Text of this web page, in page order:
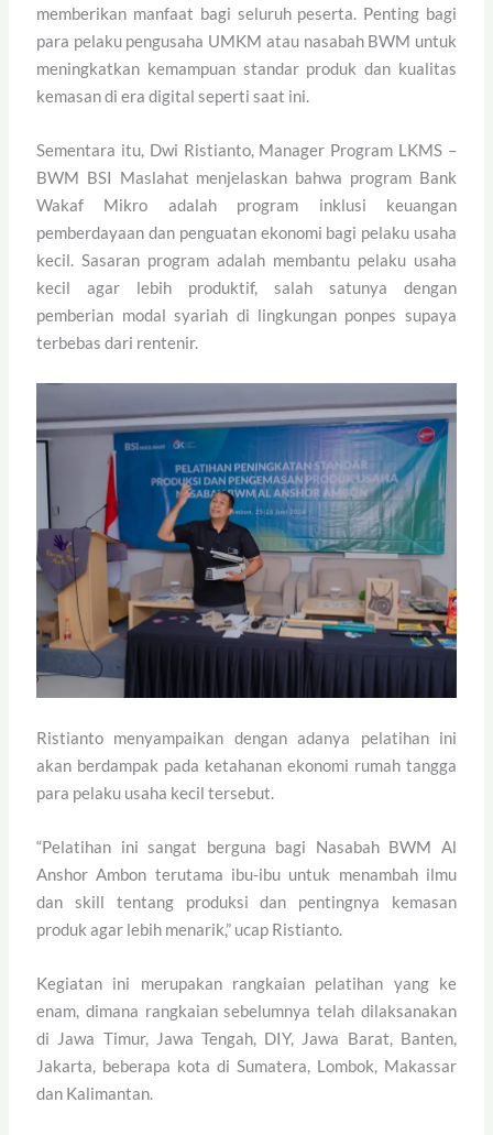
memberikan manfaat bagi seluruh peserta. Penting bagi
para pelaku pengusaha UMKM atau nasabah BWM untuk
meningkatkan kemampuan standar produk dan kualitas
kemasan di era digital seperti saat ini.
Sementara itu, Dwi Ristianto, Manager Program LKMS –
BWM BSI Maslahat menjelaskan bahwa program Bank
Wakaf Mikro adalah program inklusi keuangan
pemberdayaan dan penguatan ekonomi bagi pelaku usaha
kecil. Sasaran program adalah membantu pelaku usaha
kecil agar lebih produktif, salah satunya dengan
pemberian modal syariah di lingkungan ponpes supaya
terbebas dari rentenir.
Ristianto menyampaikan dengan adanya pelatihan ini
akan berdampak pada ketahanan ekonomi rumah tangga
para pelaku usaha kecil tersebut.
“Pelatihan ini sangat berguna bagi Nasabah BWM Al
Anshor Ambon terutama ibu-ibu untuk menambah ilmu
dan skill tentang produksi dan pentingnya kemasan
produk agar lebih menarik,” ucap Ristianto.
Kegiatan ini merupakan rangkaian pelatihan yang ke
enam, dimana rangkaian sebelumnya telah dilaksanakan
di Jawa Timur, Jawa Tengah, DIY, Jawa Barat, Banten,
Jakarta, beberapa kota di Sumatera, Lombok, Makassar
dan Kalimantan.